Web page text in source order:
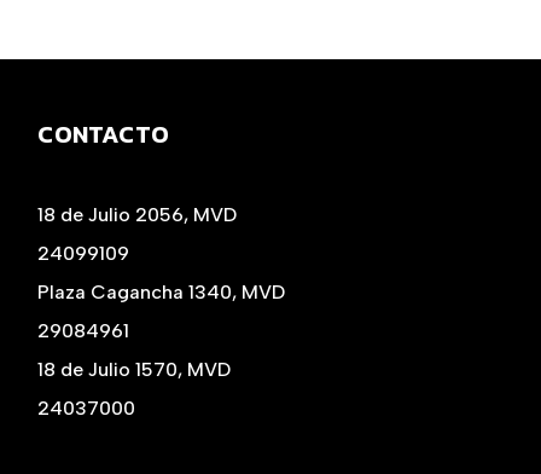
CONTACTO
18 de Julio 2056, MVD
24099109
Plaza Cagancha 1340, MVD
29084961
18 de Julio 1570, MVD
24037000